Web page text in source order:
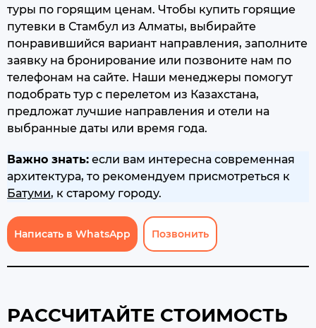
туры по горящим ценам. Чтобы купить горящие
путевки в Стамбул из Алматы, выбирайте
понравившийся вариант направления, заполните
заявку на бронирование или позвоните нам по
телефонам на сайте. Наши менеджеры помогут
подобрать тур с перелетом из Казахстана,
предложат лучшие направления и отели на
выбранные даты или время года.
Важно знать: если вам интересна современная
архитектура, то рекомендуем присмотреться к
Батуми, к старому городу.
Написать в WhatsApp Позвонить
РАССЧИТАЙТЕ СТОИМОСТЬ